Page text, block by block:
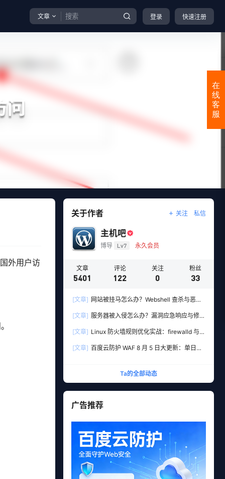
文章 登录 快速注册
问
外用户访
关于作者 关注 私信
主机吧
博导 Lv7 永久会员
文章
5401
评论
122
关注
0
粉丝
33
[文章] 网站被挂马怎么办？Webshell 查杀与恶意
[文章] 服务器被入侵怎么办？漏洞应急响应与修
[文章] Linux 防火墙规则优化实战：firewalld 与
[文章] 百度云防护 WAF 8 月 5 日大更新：单日新
Ta的全部动态
广告推荐
在
线
客
服